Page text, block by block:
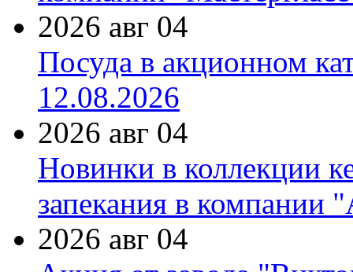
2026 авг 04
Посуда в акционном
12.08.2026
2026 авг 04
Новинки в коллекции
запекания в компании
2026 авг 04